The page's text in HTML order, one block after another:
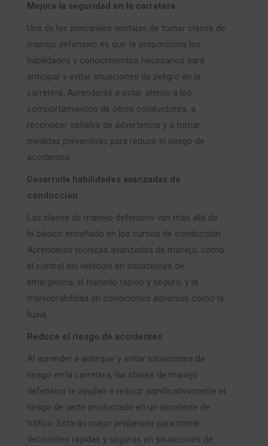
Mejora la seguridad en la carretera
Una de las principales ventajas de tomar clases de
manejo defensivo es que te proporciona las
habilidades y conocimientos necesarios para
anticipar y evitar situaciones de peligro en la
carretera. Aprenderás a estar atento a los
comportamientos de otros conductores, a
reconocer señales de advertencia y a tomar
medidas preventivas para reducir el riesgo de
accidentes.
Desarrolla habilidades avanzadas de
conducción
Las clases de manejo defensivo van más allá de
lo básico enseñado en los cursos de conducción.
Aprenderás técnicas avanzadas de manejo, como
el control del vehículo en situaciones de
emergencia, el frenado rápido y seguro, y la
maniobrabilidad en condiciones adversas como la
lluvia.
Reduce el riesgo de accidentes
Al aprender a anticipar y evitar situaciones de
riesgo en la carretera, las clases de manejo
defensivo te ayudan a reducir significativamente el
riesgo de verte involucrado en un accidente de
tráfico. Estarás mejor preparado para tomar
decisiones rápidas y seguras en situaciones de